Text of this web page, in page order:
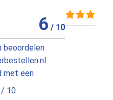
10/10
beoordelen
met een
/ 10